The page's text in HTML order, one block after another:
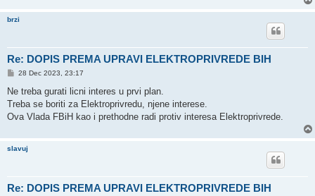
brzi
Re: DOPIS PREMA UPRAVI ELEKTROPRIVREDE BIH
P
s
28 Dec 2023, 23:17
Ne treba gurati licni interes u prvi plan.
Treba se boriti za Elektroprivredu, njene interese.
Ova Vlada FBiH kao i prethodne radi protiv interesa Elektroprivrede.
slavuj
Re: DOPIS PREMA UPRAVI ELEKTROPRIVREDE BIH